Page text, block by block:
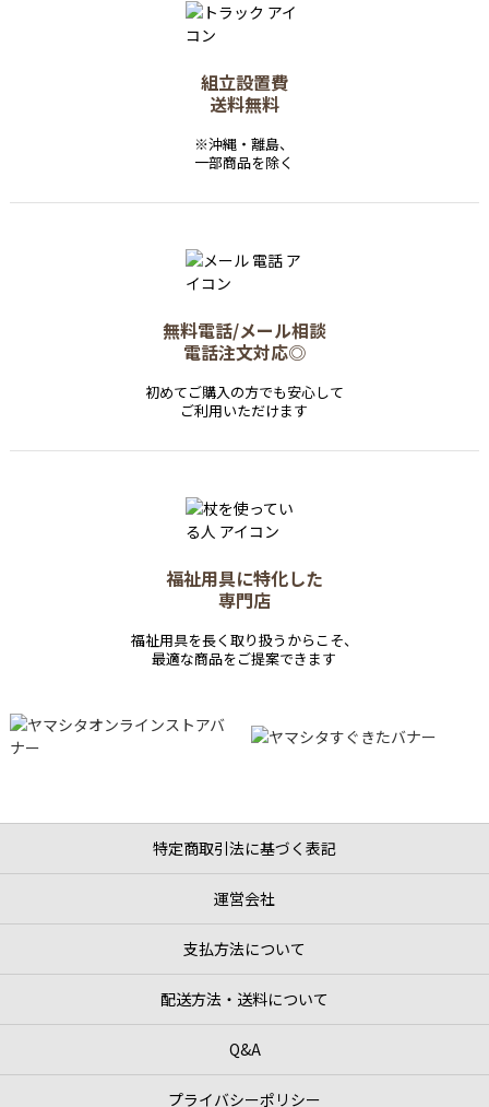
組立設置費
送料無料
※沖縄・離島、
一部商品を除く
無料電話/メール相談
電話注文対応◎
初めてご購入の方でも安心して
ご利用いただけます
福祉用具に特化した
専門店
福祉用具を長く取り扱うからこそ、
最適な商品をご提案できます
特定商取引法に基づく表記
運営会社
支払方法について
配送方法・送料について
Q&A
プライバシーポリシー